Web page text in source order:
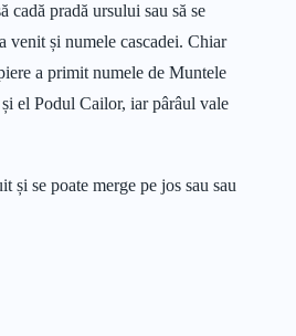
cadă pradă ursului sau să se
venit și numele cascadei. Chiar
a primit numele de Muntele
el Podul Cailor, iar pârâul vale
și se poate merge pe jos sau sau